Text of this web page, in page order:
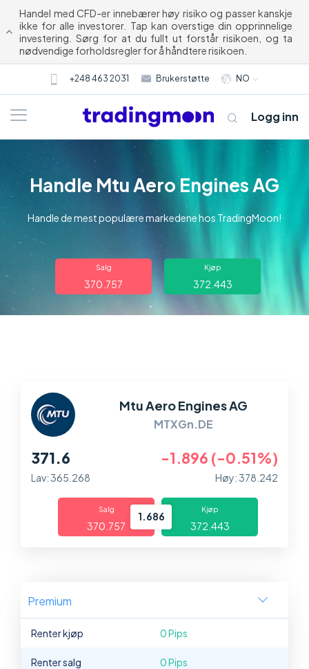
Handel med CFD-er innebærer høy risiko og passer kanskje
ikke for alle investorer. Tap kan overstige din opprinnelige
investering. Sørg for at du fullt ut forstår risikoen, og ta
nødvendige forholdsregler for å håndtere risikoen.
+248 463 2031 Brukerstøtte NO
Om oss
Hjelp og info
Logg inn
Handle Mtu Aero Engines AG
Handle de mest populære markedene hos TradingMoon!
Salg
370.757
Kjøp
372.443
Mtu Aero Engines AG
MTXGn.DE
371.6 -1.896 (-0.51%)
Lav: 365.268 Høy: 378.242
Salg
370.757
1.686
Kjøp
372.443
Premium
Renter kjøp 0 Pips
Renter salg 0 Pips